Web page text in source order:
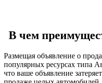
В чем
Размещая объявление о
популярных ресурсах типа
что ваше объявление